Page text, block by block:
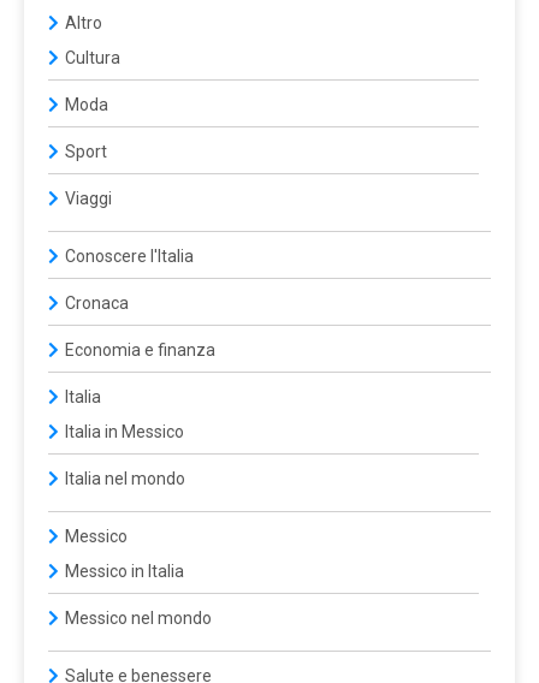
Altro
Cultura
Moda
Sport
Viaggi
Conoscere l'Italia
Cronaca
Economia e finanza
Italia
Italia in Messico
Italia nel mondo
Messico
Messico in Italia
Messico nel mondo
Salute e benessere